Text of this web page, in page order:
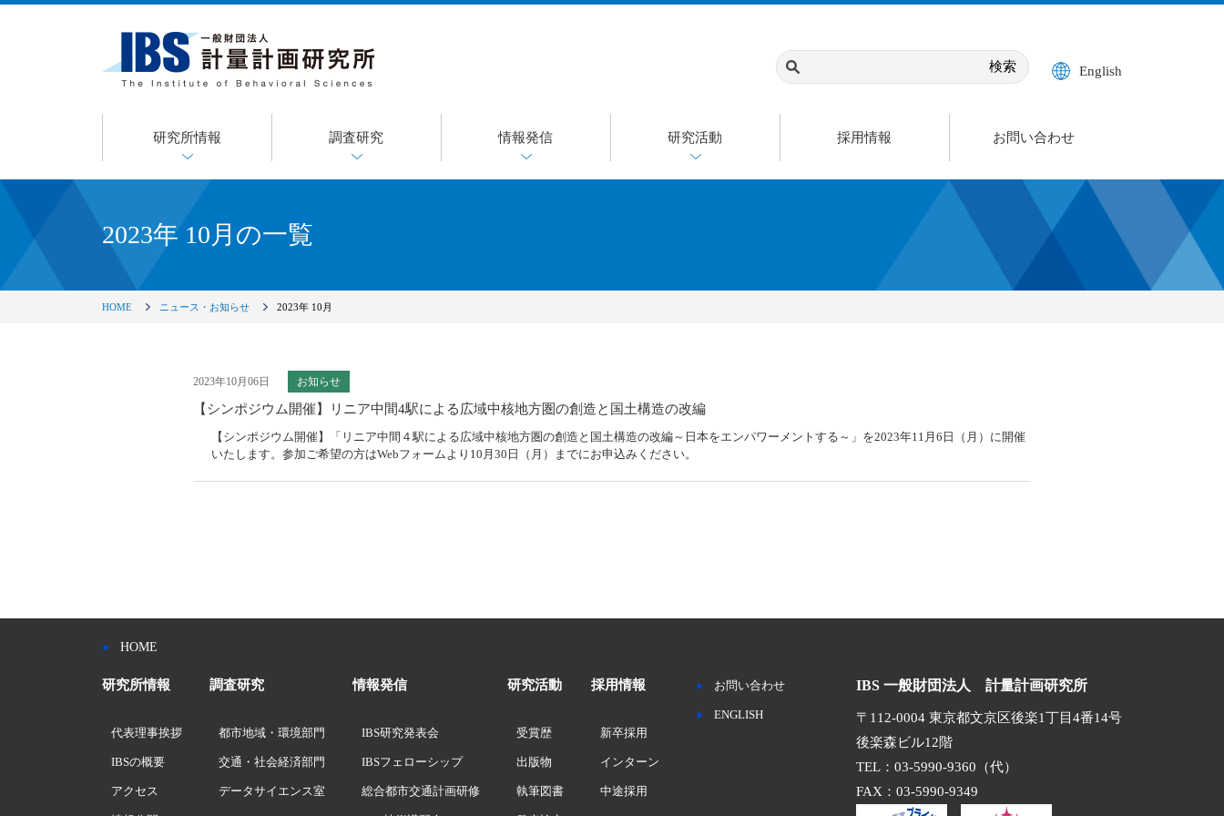
English
研究所情報 調査研究 情報発信 研究活動 採用情報 お問い合わせ
2023年 10月の一覧
HOME ニュース・お知らせ 2023年 10月
2023年10月06日 お知らせ
【シンポジウム開催】リニア中間4駅による広域中核地方圏の創造と国土構造の改編
【シンポジウム開催】「リニア中間４駅による広域中核地方圏の創造と国土構造の改編～日本をエンパワーメントする～」を2023年11月6日（月）に開催
いたします。参加ご希望の方はWebフォームより10月30日（月）までにお申込みください。
HOME
研究所情報
代表理事挨拶
IBSの概要
アクセス
調査研究
都市地域・環境部門
交通・社会経済部門
データサイエンス室
情報発信
IBS研究発表会
IBSフェローシップ
総合都市交通計画研修
研究活動
受賞歴
出版物
執筆図書
採用情報
新卒採用
インターン
中途採用
お問い合わせ
ENGLISH
IBS 一般財団法人 計量計画研究所
〒112-0004 東京都文京区後楽1丁目4番14号
後楽森ビル12階
TEL：03-5990-9360（代）
FAX：03-5990-9349